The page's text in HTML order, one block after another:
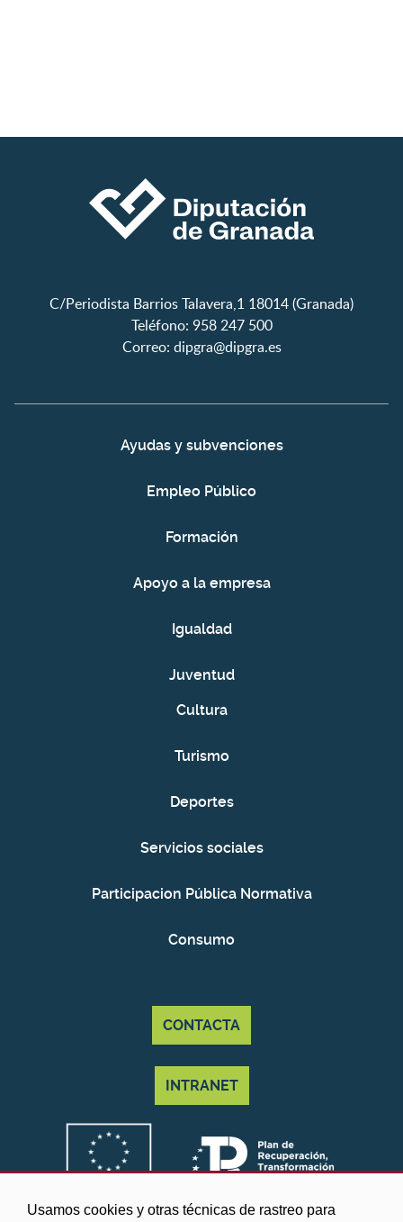
Usamos cookies y otras técnicas de rastreo para
C/Periodista Barrios Talavera,1 18014 (Granada)
Teléfono: 958 247 500
Correo: dipgra@dipgra.es
Ayudas y subvenciones
Empleo Público
Formación
Apoyo a la empresa
Igualdad
Juventud
Cultura
Turismo
Deportes
Servicios sociales
Participacion Pública Normativa
Consumo
CONTACTA
INTRANET